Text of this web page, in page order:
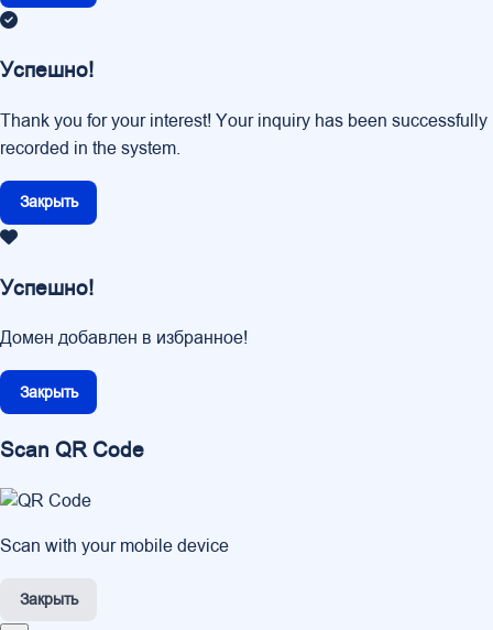
Успешно!
Thank you for your interest! Your inquiry has been successfully
recorded in the system.
Закрыть
Успешно!
Домен добавлен в избранное!
Закрыть
Scan QR Code
Scan with your mobile device
Закрыть